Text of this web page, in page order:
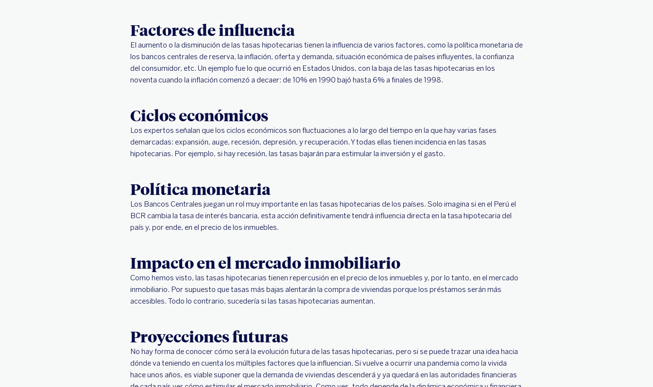
Factores de influencia
El aumento o la disminución de las tasas hipotecarias tienen la influencia de varios factores, como la política monetaria de
los bancos centrales de reserva, la inflación, oferta y demanda, situación económica de países influyentes, la confianza
del consumidor, etc. Un ejemplo fue lo que ocurrió en Estados Unidos, con la baja de las tasas hipotecarias en los
noventa cuando la inflación comenzó a decaer: de 10% en 1990 bajó hasta 6% a finales de 1998.
Ciclos económicos
Los expertos señalan que los ciclos económicos son fluctuaciones a lo largo del tiempo en la que hay varias fases
demarcadas: expansión, auge, recesión, depresión, y recuperación. Y todas ellas tienen incidencia en las tasas
hipotecarias. Por ejemplo, si hay recesión, las tasas bajarán para estimular la inversión y el gasto.
Política monetaria
Los Bancos Centrales juegan un rol muy importante en las tasas hipotecarias de los países. Solo imagina si en el Perú el
BCR cambia la tasa de interés bancaria, esta acción definitivamente tendrá influencia directa en la tasa hipotecaria del
país y, por ende, en el precio de los inmuebles.
Impacto en el mercado inmobiliario
Como hemos visto, las tasas hipotecarias tienen repercusión en el precio de los inmuebles y, por lo tanto, en el mercado
inmobiliario. Por supuesto que tasas más bajas alentarán la compra de viviendas porque los préstamos serán más
accesibles. Todo lo contrario, sucedería si las tasas hipotecarias aumentan.
Proyecciones futuras
No hay forma de conocer cómo será la evolución futura de las tasas hipotecarias, pero si se puede trazar una idea hacia
dónde va teniendo en cuenta los múltiples factores que la influencian. Si vuelve a ocurrir una pandemia como la vivida
hace unos años, es viable suponer que la demanda de viviendas descenderá y ya quedará en las autoridades financieras